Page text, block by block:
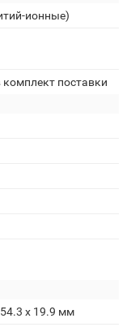
ионные)
комплект поставки
х 19.9 мм